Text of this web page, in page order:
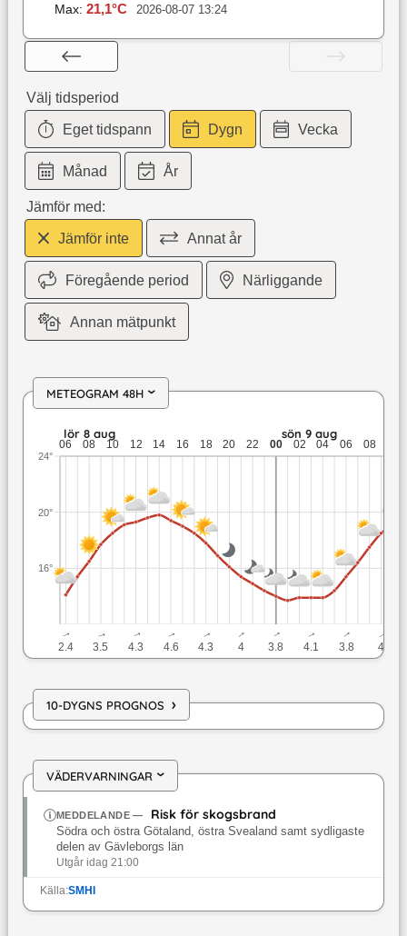
Max: 21,1°C 2026-08-07 13:24
Välj tidsperiod
Eget tidspann Dygn Vecka
Månad År
Jämför med:
Jämför inte Annat år
Föregående period Närliggande
Annan mätpunkt
METEOGRAM 48H ›
lör 8 aug: 19,8 till 14,1 grader: ingen nederbörd: upp till
lör 8 aug sön 9 aug
06 08 10 12 14 16 18 20 22 00 02 04 06 08
16°
20°
24°
↓
2.4
↓
3.5
↓
4.3
↓
4.6
↓
4.3
↓
4
↓
3.8
↓
4.1
↓
3.8
↓
4
10-DYGNS PROGNOS ›
VÄDERVARNINGAR›
MEDDELANDE— Risk för skogsbrand
Södra och östra Götaland, östra Svealand samt sydligaste
delen av Gävleborgs län
Utgår idag 21:00
Källa:SMHI